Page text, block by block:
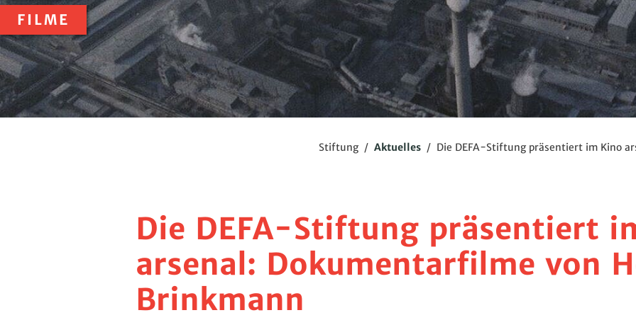
FILME
Stiftung / Aktuelles / Die DEFA-Stiftung präsentiert im Kino
Die DEFA-Stiftung präsentiert
arsenal: Dokumentarfilme von
Brinkmann